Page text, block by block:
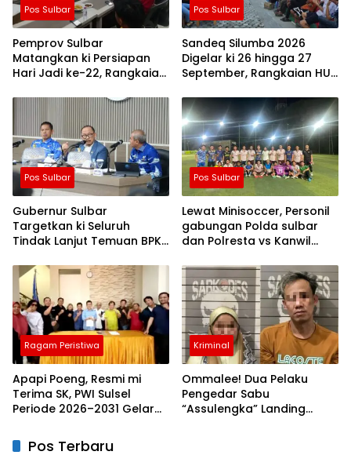
Pos Sulbar
Pemprov Sulbar
Matangkan ki Persiapan
Hari Jadi ke-22, Rangkaian
Masyarakat
Pos Sulbar
Sandeq Silumba 2026
Digelar ki 26 hingga 27
September, Rangkaian HUT
Pos Sulbar
Gubernur Sulbar
Targetkan ki Seluruh
Tindak Lanjut Temuan BPK
Pos Sulbar
Lewat Minisoccer, Personil
gabungan Polda sulbar
dan Polresta vs Kanwil
ki Ikatan Persaudaraan
Ragam Peristiwa
Apapi Poeng, Resmi mi
Terima SK, PWI Sulsel
Periode 2026–2031 Gelar
Kriminal
Ommalee! Dua Pelaku
Pengedar Sabu
“Assulengka” Landing
Pos Terbaru